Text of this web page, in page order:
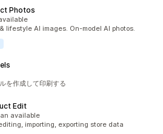
Photos
lifestyle AI images. On-model AI photos.
を作成して印刷する
Edit
available
importing, exporting store data